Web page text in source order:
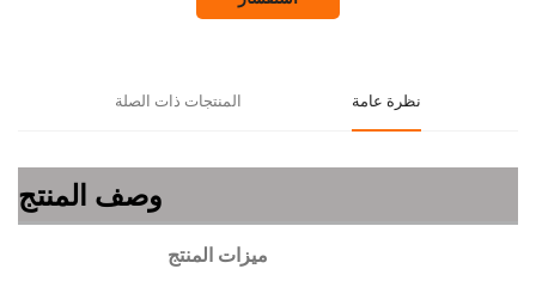
المنتجات ذات الصلة
وصف المنتج
ميزات المنتج